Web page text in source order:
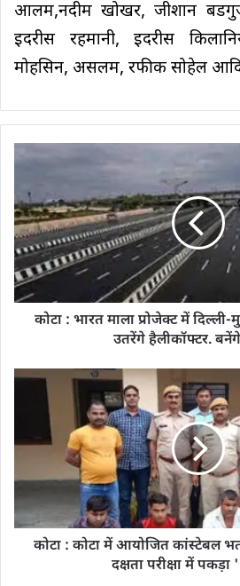
आलम,नदीम खोखर, जीशान
इदरीस रहमानी, इदरीस
मोहसिन, असलम, रफीक सोहेल आदि
कोटा : भारत माला प्रोजेक्ट में
उतरेंगे हैलीकॉफ्टर.
कोटा : कोटा में आयोजित कांस्टेबल
दक्षता परीक्षा में पकड़ा '